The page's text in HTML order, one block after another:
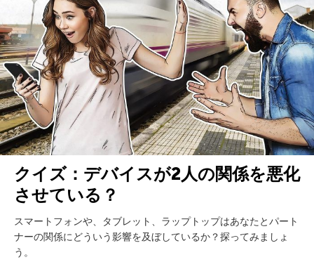
クイズ：デバイスが2人の関係を悪化
させている？
スマートフォンや、タブレット、ラップトップはあなたとパート
ナーの関係にどういう影響を及ぼしているか？探ってみましょ
う。